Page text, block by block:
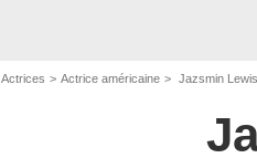
Actrices Actrice américaine Jazsmin Lewis